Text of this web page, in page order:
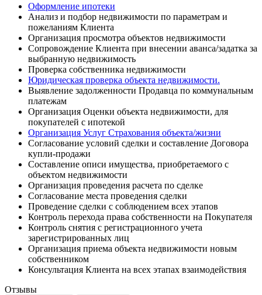
Оформление ипотеки
Анализ и подбор недвижимости по параметрам и
пожеланиям Клиента
Организация просмотра объектов недвижимости
Сопровождение Клиента при внесении аванса/задатка за
выбранную недвижимость
Проверка собственника недвижимости
Юридическая проверка объекта недвижимости.
Выявление задолженности Продавца по коммунальным
платежам
Организация Оценки объекта недвижимости, для
покупателей с ипотекой
Организация Услуг Страхования объекта/жизни
Согласование условий сделки и составление Договора
купли-продажи
Составление описи имущества, приобретаемого с
объектом недвижимости
Организация проведения расчета по сделке
Согласование места проведения сделки
Проведение сделки с соблюдением всех этапов
Контроль перехода права собственности на Покупателя
Контроль снятия с регистрационного учета
зарегистрированных лиц
Организация приема объекта недвижимости новым
собственником
Консультация Клиента на всех этапах взаимодействия
Отзывы